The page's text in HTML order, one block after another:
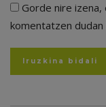
Gorde nire
komentatzen